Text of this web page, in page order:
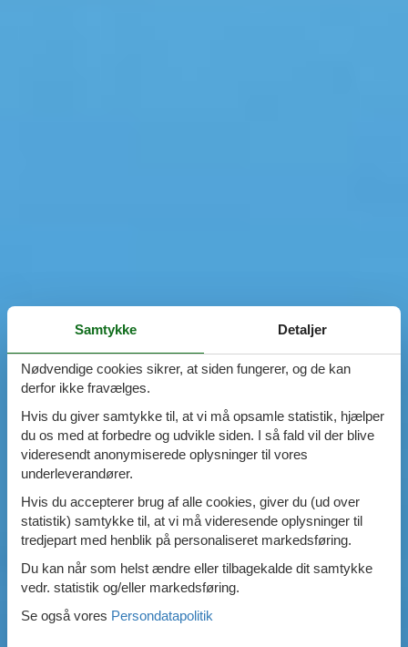
Samtykke Detaljer
Nødvendige cookies sikrer, at siden fungerer, og de kan
derfor ikke fravælges.
Hvis du giver samtykke til, at vi må opsamle statistik, hjælper
du os med at forbedre og udvikle siden. I så fald vil der blive
videresendt anonymiserede oplysninger til vores
underleverandører.
Hvis du accepterer brug af alle cookies, giver du (ud over
statistik) samtykke til, at vi må videresende oplysninger til
tredjepart med henblik på personaliseret markedsføring.
Du kan når som helst ændre eller tilbagekalde dit samtykke
vedr. statistik og/eller markedsføring.
Se også vores Persondatapolitik